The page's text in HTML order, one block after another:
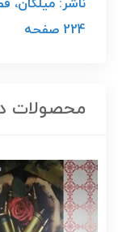
ناشر: میلکان،
224 صفحه
محصولات